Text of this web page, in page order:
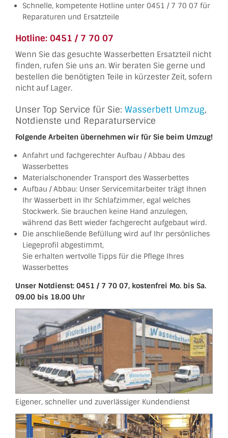
Schnelle, kompetente Hotline unter 0451 / 7 70 07 für
Reparaturen und Ersatzteile
Hotline: 0451 / 7 70 07
Wenn Sie das gesuchte Wasserbetten Ersatzteil nicht
finden, rufen Sie uns an. Wir beraten Sie gerne und
bestellen die benötigten Teile in kürzester Zeit, sofern
nicht auf Lager.
Unser Top Service für Sie: Wasserbett Umzug,
Notdienste und Reparaturservice
Folgende Arbeiten übernehmen wir für Sie beim Umzug!
Anfahrt und fachgerechter Aufbau / Abbau des
Wasserbettes
Materialschonender Transport des Wasserbettes
Aufbau / Abbau: Unser Servicemitarbeiter trägt Ihnen
Ihr Wasserbett in Ihr Schlafzimmer, egal welches
Stockwerk. Sie brauchen keine Hand anzulegen,
während das Bett wieder fachgerecht aufgebaut wird.
Die anschließende Befüllung wird auf Ihr persönliches
Liegeprofil abgestimmt,
Sie erhalten wertvolle Tipps für die Pflege Ihres
Wasserbettes
Unser Notdienst: 0451 / 7 70 07, kostenfrei Mo. bis Sa.
09.00 bis 18.00 Uhr
Eigener, schneller und zuverlässiger Kundendienst